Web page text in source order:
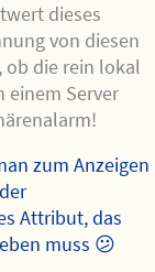
dieses
von diesen
ob die rein lokal
einem Server
zum Anzeigen
Attribut, das
muss 😕